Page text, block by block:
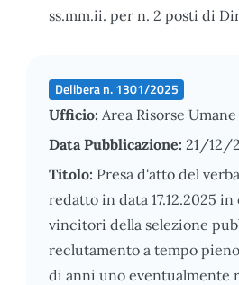
ss.mm.ii. per n. 2 posti di
Delibera n. 1301/2025
Ufficio: Area Risorse Umane
Data Pubblicazione: 21/12/
Titolo: Presa d'atto del
redatto in data 17.12.2025
vincitori della selezione
reclutamento a tempo
di anni uno eventualmente